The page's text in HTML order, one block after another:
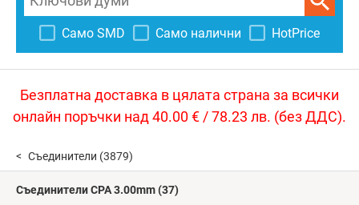
Само SMD Само налични HotPrice
Безплатна доставка в цялата страна за всички
онлайн поръчки над 40.00 € / 78.23 лв. (без ДДС).
Съединители (3879)
Съединители CPA 3.00mm(37)